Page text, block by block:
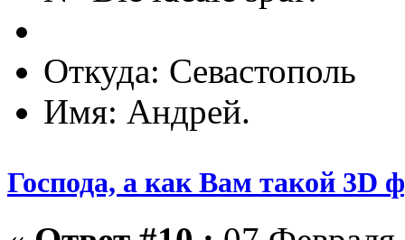
Откуда: Севастополь
Имя: Андрей.
Господа, а как Вам такой 3D